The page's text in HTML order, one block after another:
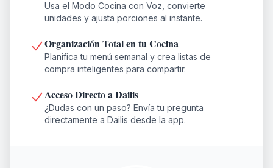
Usa el Modo Cocina con Voz, convierte
unidades y ajusta porciones al instante.
Organización Total en tu Cocina
Planifica tu menú semanal y crea listas de
compra inteligentes para compartir.
Acceso Directo a Dailis
¿Dudas con un paso? Envía tu pregunta
directamente a Dailis desde la app.